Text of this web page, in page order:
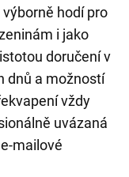
hodí pro
i jako
doručení v
dnů a možností
vždy
uvázaná
mailové